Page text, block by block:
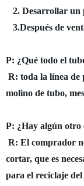
2. Desarrollar un
3.Después de
P: ¿Qué todo el
R: toda la línea de
molino de tubo,
P: ¿Hay algún otro
R: El comprador
cortar, que es
para el reciclaje